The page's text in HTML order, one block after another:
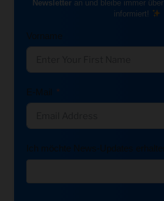
Newsletteran und bleibe immer
informiert!